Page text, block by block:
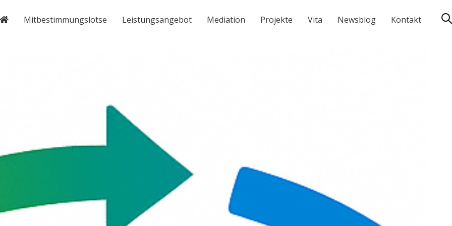
Mitbestimmungslotse Leistungsangebot Mediation Projekte Vita Newsblog Kontakt